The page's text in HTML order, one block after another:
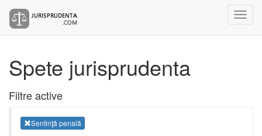
Spete jurisprudenta
Filtre active
Sentinţă penală